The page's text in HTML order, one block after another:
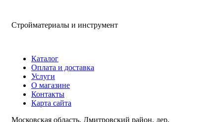
Стройматериалы и инструмент
Каталог
Оплата и доставка
Услуги
О магазине
Контакты
Карта сайта
Московская область, Дмитровский район, дер.